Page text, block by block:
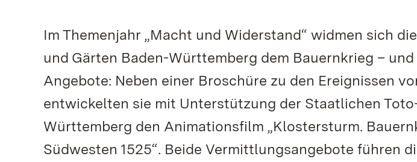
Im Themenjahr „Macht und Widerstand“ widmen sich
und Gärten Baden-Württemberg dem Bauernkrieg –
Angebote: Neben einer Broschüre zu den Ereignissen
entwickelten sie mit Unterstützung der Staatlichen
Württemberg den Animationsfilm „Klostersturm.
Südwesten 1525“. Beide Vermittlungsangebote führen